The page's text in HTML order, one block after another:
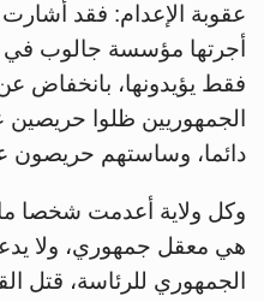
عقوبة الإعدام: فقد
الجمهوريين ظلوا حريصين
دائما، وساستهم حريصون
هي معقل جمهوري، ولا
الجمهوري للرئاسة، قتل